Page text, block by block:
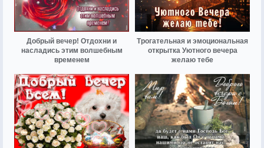
Добрый вечер! Отдохни и
насладись этим волшебным
временем
Трогательная и эмоциональная
открытка Уютного вечера
желаю тебе